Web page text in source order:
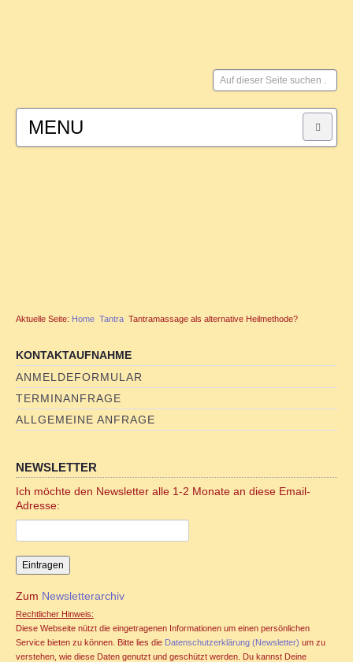
Suchen
...
MENU
FAMILIENSTELLEN
Familienstellen und Sexualität
Familienstellen und Tantra
Jahreszyklen
Seminare für Paare
Ablauf Tantraseminar
Ablauf Tantraritual
Tantranetz / Connection-Newsletter
Aktuelle Seite: Home Tantra Tantramassage als alternative Heilmethode?
KONTAKTAUFNAHME
ANMELDEFORMULAR
TERMINANFRAGE
ALLGEMEINE ANFRAGE
NEWSLETTER
Ich möchte den Newsletter alle 1-2 Monate an diese Email-
Adresse:
Zum Newsletterarchiv
Rechtlicher Hinweis:
Diese Webseite nützt die eingetragenen Informationen um einen persönlichen
Service bieten zu können. Bitte lies die Datenschutzerklärung (Newsletter) um zu
verstehen, wie diese Daten genutzt und geschützt werden. Du kannst Deine